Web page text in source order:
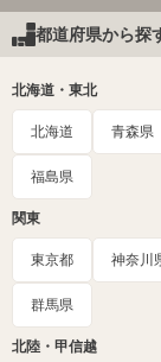
都道府県から探
北海道・東北
北海道 青森県
福島県
関東
東京都 神奈川
群馬県
北陸・甲信越